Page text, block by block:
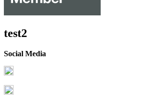
test2
Social Media